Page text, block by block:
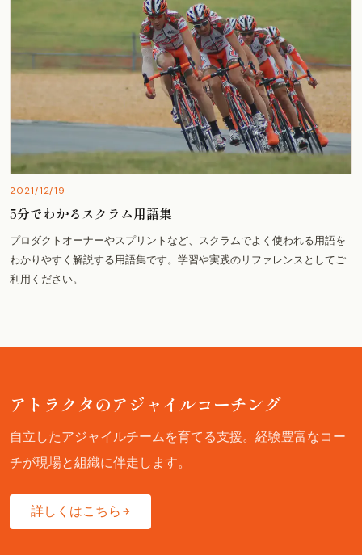
2021/12/19
5分でわかるスクラム用語集
プロダクトオーナーやスプリントなど、スクラムでよく使われる用語を
わかりやすく解説する用語集です。学習や実践のリファレンスとしてご
利用ください。
アトラクタのアジャイルコーチング
自立したアジャイルチームを育てる支援。経験豊富なコー
チが現場と組織に伴走します。
詳しくはこちら